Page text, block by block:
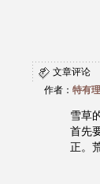
文章评论
作者： 特有理
雪草
首先
正。